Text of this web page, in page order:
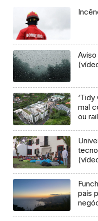
Aviso
mal
ou
país